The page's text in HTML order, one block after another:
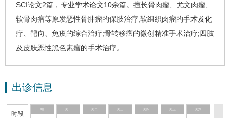
SCI论文2篇，专业学术论文10余篇。擅长骨肉瘤 、尤文肉瘤、
软骨肉瘤等原发恶性骨肿瘤的保肢治疗;软组织肉瘤的手术及化
疗、靶向、免疫的综合治疗;骨转移癌的微创精准手术治疗;四肢
及皮肤恶性黑色素瘤的手术治疗。
出诊信息
时段
周日 周一 周三 周四 周五 周六